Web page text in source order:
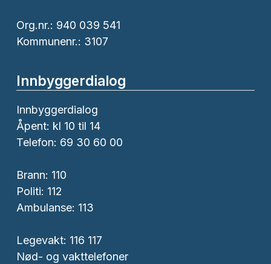
Org.nr.: 940 039 541
Kommunenr.: 3107
Innbyggerdialog
Innbyggerdialog
Åpent: kl 10 til 14
Telefon: 69 30 60 00
Brann: 110
Politi: 112
Ambulanse: 113
Legevakt: 116 117
Nød- og vakttelefoner